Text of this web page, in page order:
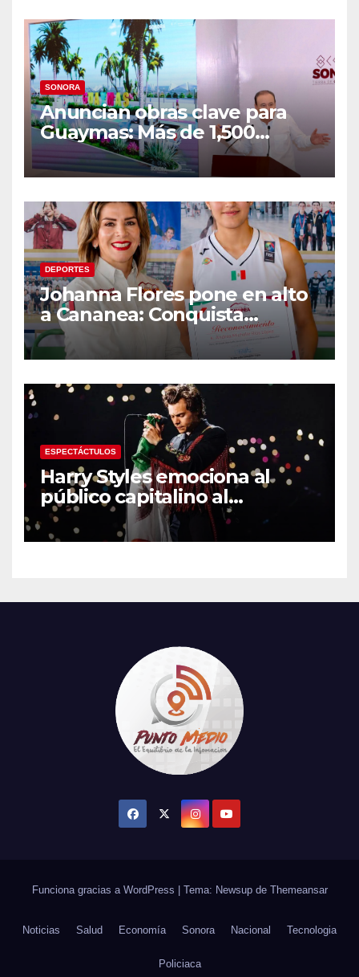
SONORA
Anuncian obras clave para
Guaymas: Más de 1,500
viviendas, modernización del
malecón y nuevo hospital del
DEPORTES
Johanna Flores pone en alto
a Cananea: Conquista
medalla de plata con la
Selección Mexicana Sub-20
Centroamericanos
ESPECTÁCTULOS
Harry Styles emociona al
público capitalino al
interpretar “Cielito Lindo” en
su tercer concierto en la
Funciona gracias a WordPress Tema: Newsup de Themeansar
Noticias Salud Economía Sonora Nacional Tecnologia
Policiaca